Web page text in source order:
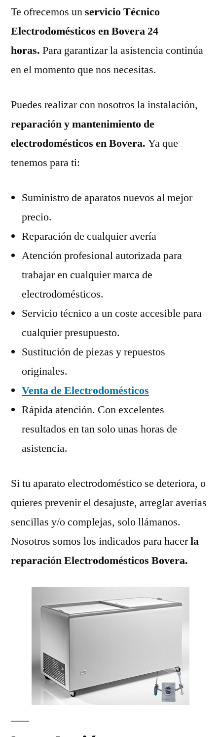
Te ofrecemos unservicio Técnico
Electrodomésticos en Bovera 24
horas. Para garantizar la asistencia continúa
en el momento que nos necesitas.
Puedes realizar con nosotros la instalación,
reparación y mantenimiento de
electrodomésticos en Bovera. Ya que
tenemos para ti:
Suministro de aparatos nuevos al mejor
precio.
Reparación de cualquier avería
Atención profesional autorizada para
trabajar en cualquier marca de
electrodomésticos.
Servicio técnico a un coste accesible para
cualquier presupuesto.
Sustitución de piezas y repuestos
originales.
Venta de Electrodomésticos
Rápida atención. Con excelentes
resultados en tan solo unas horas de
asistencia.
Si tu aparato electrodoméstico se deteriora, o
quieres prevenir el desajuste, arreglar averías
sencillas y/o complejas, solo llámanos.
Nosotros somos los indicados para hacerla
reparación Electrodomésticos Bovera.